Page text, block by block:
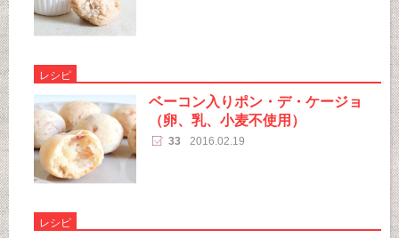
レシピ
ベーコン入りポン・デ・ケージョ
（卵、乳、小麦不使用）
33 2016.02.19
レシピ